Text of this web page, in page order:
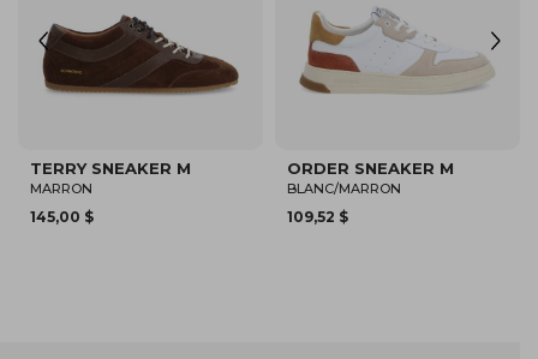
SHEFFIELD JOGGER M
BLANC/BLANC CASSÉ/BLEU
MARINE
SPARKLE SNEAKER M
NOIR
150,00 $